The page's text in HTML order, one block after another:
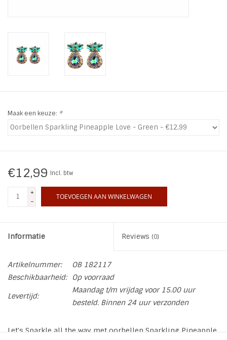
LIFESTYLE PRODUCTEN
SALE
Maak een keuze: *
€12,99 Incl. btw
+
-
TOEVOEGEN AAN WINKELWAGEN
Informatie Reviews (0)
Artikelnummer:
OB 182117
Beschikbaarheid:
Op voorraad
Levertijd:
Maandag t/m vrijdag voor 15.00 uur
besteld. Binnen 24 uur verzonden
Let's Sparkle all the way met oorbellen Sparkling Pineapple